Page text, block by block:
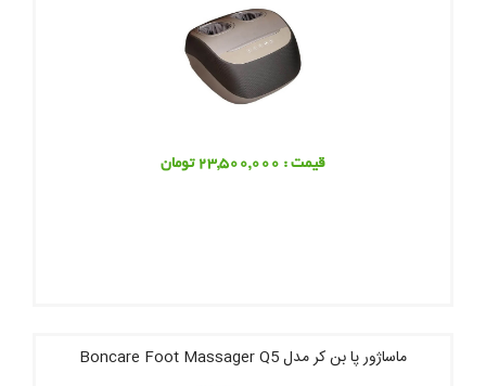
قیمت : 23,500,000 تومان
ماساژور پا بن کر مدل Boncare Foot Massager Q5